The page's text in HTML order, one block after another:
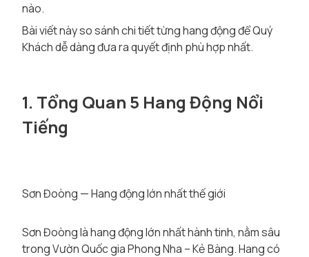
nào.
Bài viết này so sánh chi tiết từng hang động để Quý
Khách dễ dàng đưa ra quyết định phù hợp nhất.
1. Tổng Quan 5 Hang Động Nổi
Tiếng
Sơn Đoòng — Hang động lớn nhất thế giới
Sơn Đoòng là hang động lớn nhất hành tinh, nằm sâu
trong Vườn Quốc gia Phong Nha – Kẻ Bàng. Hang có